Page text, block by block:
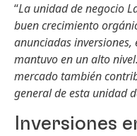
“La unidad de negocio
buen crecimiento
anunciadas inversiones,
mantuvo en un alto
mercado también
general de esta unidad
Inversiones